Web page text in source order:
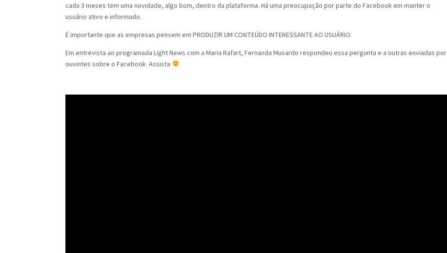
cada 3 meses tem uma novidade, algo bom, dentro da plataforma. Há uma preocupação por parte do Facebook em manter o
usuário ativo e informado.
É importante que as empresas pensem em PRODUZIR UM CONTEÚDO INTERESSANTE AO USUÁRIO.
Em entrevista ao programada Light News com a Maria Rafart, Fernanda Musardo respondeu essa pergunta e a outras enviadas por
ouvintes sobre o Facebook. Assista